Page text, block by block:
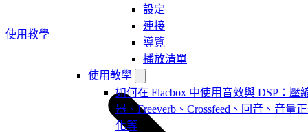
設定
連接
導覽
播放清單
使用教學
如何在 Flacbox 中使用音效與 DSP：壓
器、Freeverb、Crossfeed、回音、音量
化等
使用教學